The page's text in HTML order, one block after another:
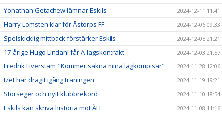
Yonathan Getachew lämnar Eskils 2024-12-11 11:41
Harry Lomsten klar för Åstorps FF 2024-12-06 09:33
Spelskicklig mittback förstärker Eskils 2024-12-05 21:21
17-årige Hugo Lindahl får A-lagskontrakt 2024-12-03 21:57
Fredrik Liverstam: ”Kommer sakna mina lagkompisar" 2024-11-28 12:06
Izet har dragit igång träningen 2024-11-19 19:21
Storseger och nytt klubbrekord 2024-11-10 18:54
Eskils kan skriva historia mot ÄFF 2024-11-08 11:16